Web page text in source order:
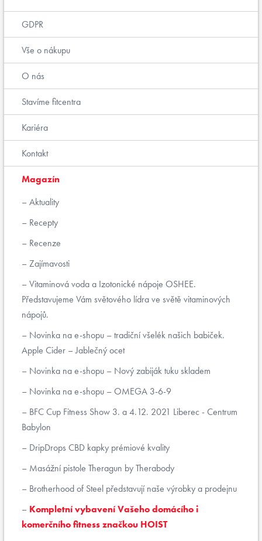
GDPR
Vše o nákupu
O nás
Stavíme fitcentra
Kariéra
Kontakt
Magazín
Aktuality
Recepty
Recenze
Zajímavosti
Vitaminová voda a Izotonické nápoje OSHEE.
Představujeme Vám světového lídra ve světě vitaminových
nápojů.
Novinka na e-shopu – tradiční všelék našich babiček.
Apple Cider – Jablečný ocet
Novinka na e-shopu – Nový zabiják tuku skladem
Novinka na e-shopu – OMEGA 3-6-9
BFC Cup Fitness Show 3. a 4.12. 2021 Liberec - Centrum
Babylon
DripDrops CBD kapky prémiové kvality
Masážní pistole Theragun by Therabody
Brotherhood of Steel představují naše výrobky a prodejnu
Kompletní vybavení Vašeho domácího i
komerčního fitness značkou HOIST